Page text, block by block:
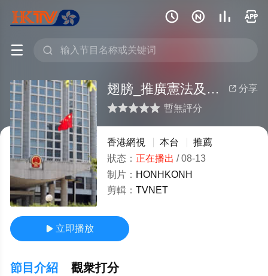
   
 
 分享
翅膀_推廣憲法及基本法主題曲
很差較差還行
推薦力薦 暫無評分
香港網視 本台
推薦
狀态： 正在播出 /08-13
制片： HONHKONH
剪輯： TVNET
 立即播放
節目介紹 觀衆打分